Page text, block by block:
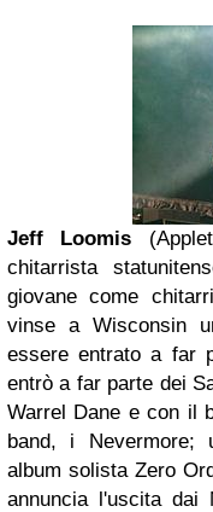
Jeff Loomis
chitarrista
giovane come
vinse a Wisconsin
essere entrato a far
entrò a far parte dei
Warrel Dane e con il
band, i Nevermore;
album solistaZero
annuncia l'uscita dai